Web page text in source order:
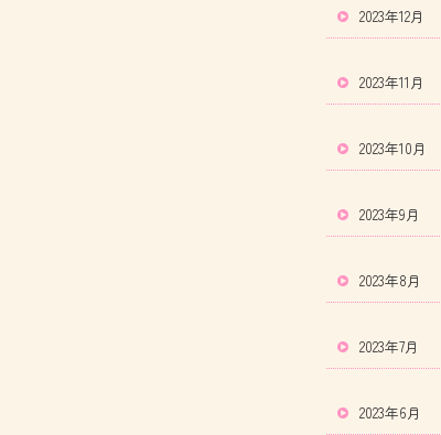
2023年12月
2023年11月
2023年10月
2023年9月
2023年8月
2023年7月
2023年6月